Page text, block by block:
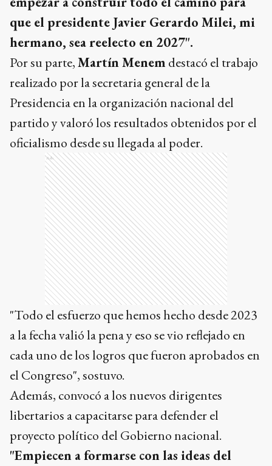
que el presidente Javier Gerardo Milei, mi
hermano, sea reelecto en 2027".
Por su parte,Martín Menem destacó el trabajo
realizado por la secretaria general de la
Presidencia en la organización nacional del
partido y valoró los resultados obtenidos por el
oficialismo desde su llegada al poder.
Ads
"Todo el esfuerzo que hemos hecho desde 2023
a la fecha valió la pena y eso se vio reflejado en
cada uno de los logros que fueron aprobados en
el Congreso", sostuvo.
Además, convocó a los nuevos dirigentes
libertarios a capacitarse para defender el
proyecto político del Gobierno nacional.
"Empiecen a formarse con las ideas del